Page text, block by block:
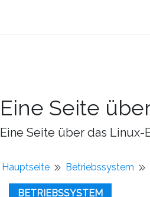
Eine Seite
Eine Seite über das
Hauptseite Betriebssystem
BETRIEBSSYSTEM